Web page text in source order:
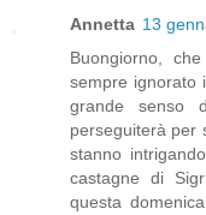
Annetta 13
Buongiorno,
sempre ignorato
grande
perseguiterà per
stanno
castagne di
questa